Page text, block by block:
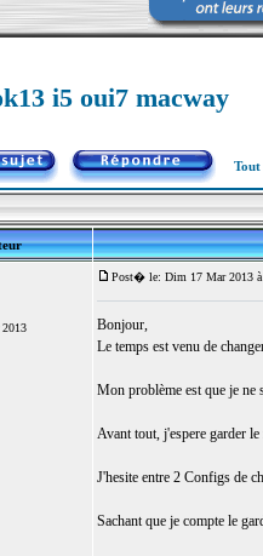
i5 oui7 macway
Tout
Post� le: Dim 17 Mar 2013 à
Bonjour,
Le temps est venu de
Mon problème est que je ne
Avant tout, j'espere garder
J'hesite entre 2 Configs de
Sachant que je compte le